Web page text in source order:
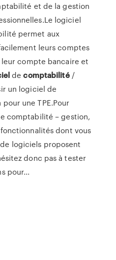
et de la gestion
logiciel
permet aux
leurs comptes
compte bancaire et
decomptabilité/
un logiciel de
une TPE.Pour
comptabilité – gestion,
dont vous
logiciels proposent
donc pas à tester
pour...